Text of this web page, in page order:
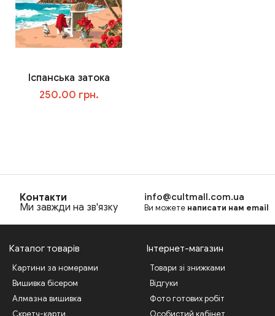
Іспанська затока
250.00 грн.
Контакти
Ми завжди на зв'язку
info@cultmall.com.ua
Ви можете написати нам email
Каталог товарів
Картини за номерами
Вишивка бісером
Алмазна вишивка
Скретч-карти
Інтернет-магазин
Товари зі знижками
Відгуки
Фото готових робіт
Особистий кабінет